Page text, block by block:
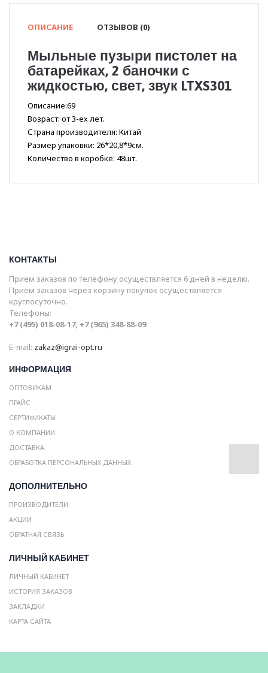
ОПИСАНИЕ ОТЗЫВОВ (0)
Мыльные пузыри пистолет на
батарейках, 2 баночки с
жидкостью, свет, звук LTXS301
Описание:69
Возраст: от 3-ех лет.
Страна производителя: Китай
Размер упаковки: 26*20,8*9см.
Количество в коробке: 48шт.
КОНТАКТЫ
Прием заказов по телефону осуществляется 6 дней в неделю.
Прием заказов через корзину покупок осуществляется
круглосуточно.
Телефоны:
+7 (495) 018-08-17, +7 (965) 348-88-09
E-mail: zakaz@igrai-opt.ru
ИНФОРМАЦИЯ
ОПТОВИКАМ
ПРАЙС
СЕРТИФИКАТЫ
О КОМПАНИИ
ДОСТАВКА
ОБРАБОТКА ПЕРСОНАЛЬНЫХ ДАННЫХ
ДОПОЛНИТЕЛЬНО
ПРОИЗВОДИТЕЛИ
АКЦИИ
ОБРАТНАЯ СВЯЗЬ
ЛИЧНЫЙ КАБИНЕТ
ЛИЧНЫЙ КАБИНЕТ
ИСТОРИЯ ЗАКАЗОВ
ЗАКЛАДКИ
КАРТА САЙТА